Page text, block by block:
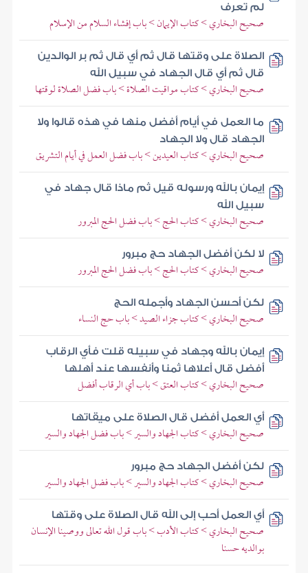
لم تعرف
صحيح البخاري > كتاب الإيمان > باب إفشاء السلام من الإسلام
الصلاة على وقتها قال ثم أي قال ثم بر الوالدين
قال ثم أي قال الجهاد في سبيل الله
صحيح البخاري > كتاب مواقيت الصلاة > باب فضل الصلاة لوقتها
ما العمل في أيام أفضل منها في هذه قالوا ولا
الجهاد قال ولا الجهاد
صحيح البخاري > كتاب العيدين > باب فضل العمل في أيام التشريق
إيمان بالله ورسوله قيل ثم ماذا قال جهاد في
سبيل الله
صحيح البخاري > كتاب الحج > باب فضل الحج المبرور
لا لكن أفضل الجهاد حج مبرور
صحيح البخاري > كتاب الحج > باب فضل الحج المبرور
لكن أحسن الجهاد وأجمله الحج
صحيح البخاري > كتاب جزاء الصيد > باب حج النساء
إيمان بالله وجهاد في سبيله قلت فأي الرقاب
أفضل قال أعلاها ثمنا وأنفسها عند أهلها
صحيح البخاري > كتاب العتق > باب أي الرقاب أفضل
أي العمل أفضل قال الصلاة على ميقاتها
صحيح البخاري > كتاب الجهاد والسير > باب فضل الجهاد والسير
لكن أفضل الجهاد حج مبرور
صحيح البخاري > كتاب الجهاد والسير > باب فضل الجهاد والسير
أي العمل أحب إلى الله قال الصلاة على وقتها
صحيح البخاري > كتاب الأدب > باب قول الله تعالى ووصينا الإنسان
بوالديه حسنا